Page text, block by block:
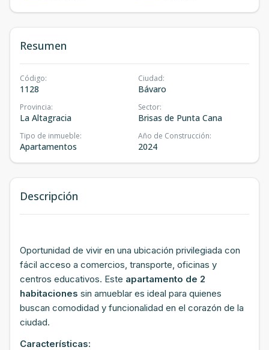
Resumen
Código:
1128
Ciudad:
Bávaro
Provincia:
La Altagracia
Sector:
Brisas de Punta Cana
Tipo de inmueble:
Apartamentos
Año de Construcción:
2024
Descripción
Oportunidad de vivir en una ubicación privilegiada con
fácil acceso a comercios, transporte, oficinas y
centros educativos. Este apartamento de 2
habitaciones sin amueblar es ideal para quienes
buscan comodidad y funcionalidad en el corazón de la
ciudad.
Características: